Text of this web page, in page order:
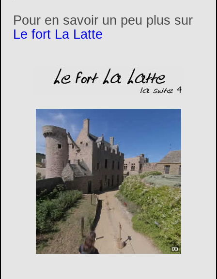
Pour en savoir un peu plus sur
Le fort La Latte